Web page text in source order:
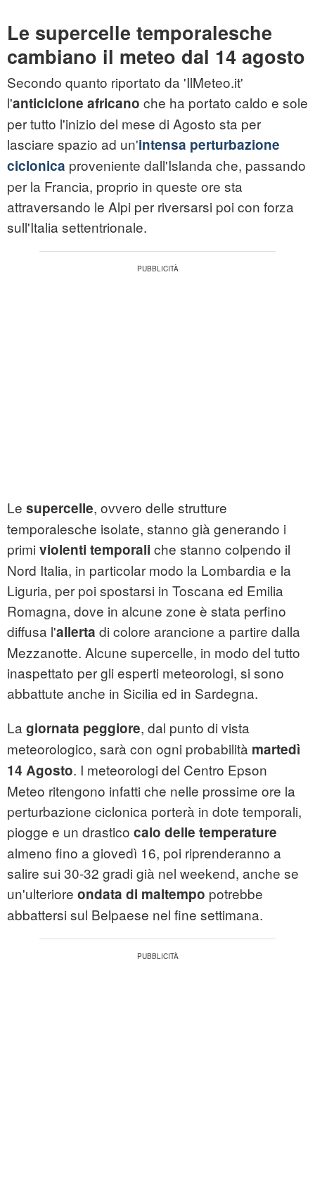
Le supercelle temporalesche
cambiano il meteo dal 14 agosto
Secondo quanto riportato da 'IlMeteo.it'
l'anticiclone africano che ha portato caldo e sole
per tutto l'inizio del mese di Agosto sta per
lasciare spazio ad un'intensa perturbazione
ciclonica proveniente dall'Islanda che, passando
per la Francia, proprio in queste ore sta
attraversando le Alpi per riversarsi poi con forza
sull'Italia settentrionale.
Le supercelle, ovvero delle strutture
temporalesche isolate, stanno già generando i
primi violenti temporali che stanno colpendo il
Nord Italia, in particolar modo la Lombardia e la
Liguria, per poi spostarsi in Toscana ed Emilia
Romagna, dove in alcune zone è stata perfino
diffusa l'allerta di colore arancione a partire dalla
Mezzanotte. Alcune supercelle, in modo del tutto
inaspettato per gli esperti meteorologi, si sono
abbattute anche in Sicilia ed in Sardegna.
La giornata peggiore, dal punto di vista
meteorologico, sarà con ogni probabilità martedì
14 Agosto. I meteorologi del Centro Epson
Meteo ritengono infatti che nelle prossime ore la
perturbazione ciclonica porterà in dote temporali,
piogge e un drastico calo delle temperature
almeno fino a giovedì 16, poi riprenderanno a
salire sui 30-32 gradi già nel weekend, anche se
un'ulteriore ondata di maltempo potrebbe
abbattersi sul Belpaese nel fine settimana.